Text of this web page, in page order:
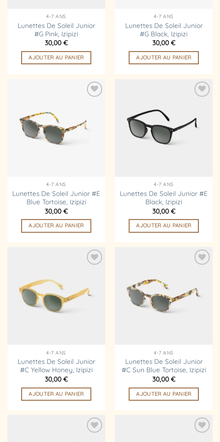
4-7 ANS
Lunettes De Soleil Junior
#G Pink, Izipizi
30,00 €
AJOUTER AU PANIER
4-7 ANS
Lunettes De Soleil Junior
#G Black, Izipizi
30,00 €
AJOUTER AU PANIER
d’envies
4-7 ANS
Lunettes De Soleil Junior #E
Blue Tortoise, Izipizi
30,00 €
AJOUTER AU PANIER
liste
d’envies
4-7 ANS
Lunettes De Soleil Junior #E
Black, Izipizi
30,00 €
AJOUTER AU PANIER
d’envies
4-7 ANS
Lunettes De Soleil Junior
#C Yellow Honey, Izipizi
30,00 €
AJOUTER AU PANIER
d’envies
4-7 ANS
Lunettes De Soleil Junior
#C Sun Blue Tortoise, Izipizi
30,00 €
AJOUTER AU PANIER